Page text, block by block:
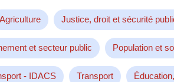
Agriculture Justice, droit et sécurité
et secteur public Population et
- IDACS Transport